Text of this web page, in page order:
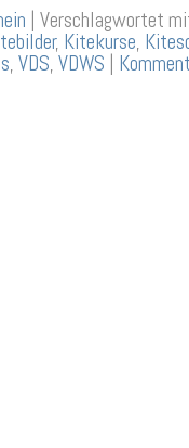
| Verschlagwortet
, Kitekurse,
, VDS, VDWS |